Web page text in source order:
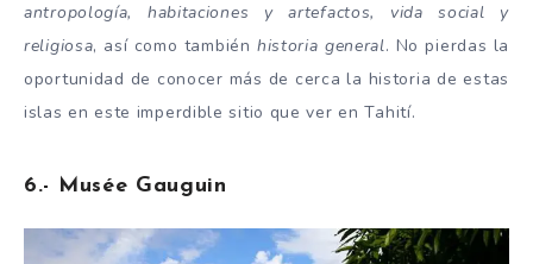
antropología, habitaciones y artefactos, vida social y
religiosa, así como también historia general. No pierdas la
oportunidad de conocer más de cerca la historia de estas
islas en este imperdible sitio que ver en Tahití.
6.- Musée Gauguin